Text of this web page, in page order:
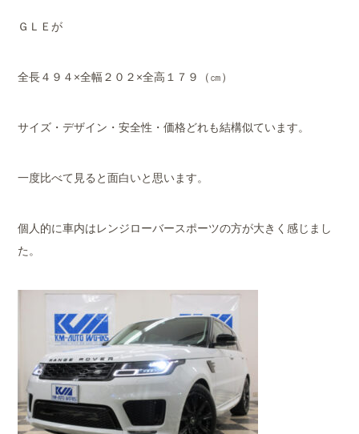
ＧＬＥが
全長４９４×全幅２０２×全高１７９（㎝）
サイズ・デザイン・安全性・価格どれも結構似ています。
一度比べて見ると面白いと思います。
個人的に車内はレンジローバースポーツの方が大きく感じまし
た。